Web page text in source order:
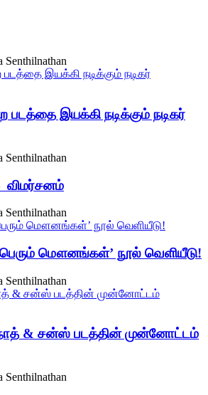
Senthilnathan
படத்தை இயக்கி நடிக்கும் நடிகர்
Senthilnathan
விமர்சனம்
Senthilnathan
‘பெரும் மௌனங்கள்’ நூல் வெளியீடு!
Senthilnathan
& சன்ஸ் படத்தின் முன்னோட்டம்
Senthilnathan